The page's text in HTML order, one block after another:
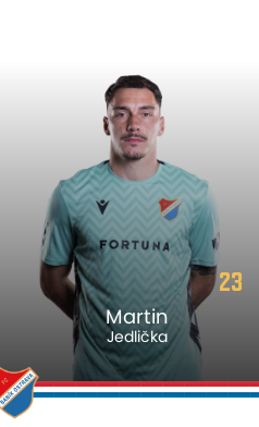
23
Martin
Jedlička